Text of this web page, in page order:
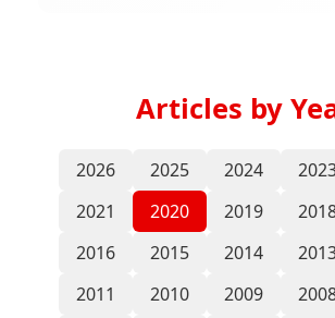
Articles by
2026 2025 2024
2021
2020 2019
2016
2015 2014
2011
2010 2009